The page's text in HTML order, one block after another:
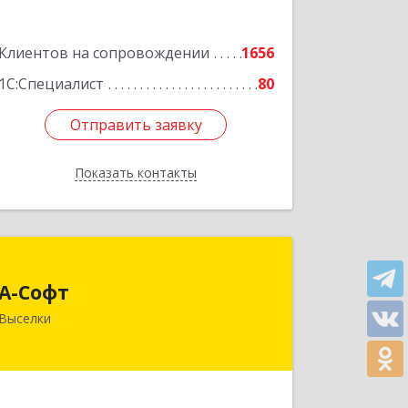
Клиентов на сопровождении
1656
1С:Специалист
80
Отправить заявку
Показать контакты
Отправить заявку
Назад
Софт
Выселки
Выселковский район, Выселки ст-ца,